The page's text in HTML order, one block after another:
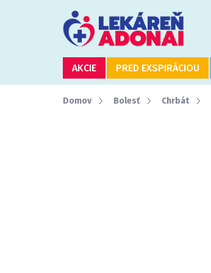
AKCIE PRED EXSPIRÁCIOU
Domov Bolesť Chrbát